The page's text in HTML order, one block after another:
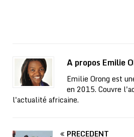
A propos Emilie
Emilie Orong est
en 2015. Couvre
l'actualité africaine.
PRÉCÉDENT